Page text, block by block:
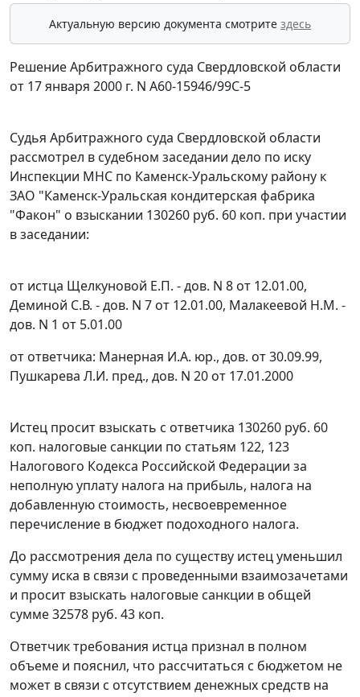
Актуальную версию документа смотрите здесь
Решение Арбитражного суда Свердловской области
от 17 января 2000 г. N А60-15946/99С-5
Судья Арбитражного суда Свердловской области
рассмотрел в судебном заседании дело по иску
Инспекции МНС по Каменск-Уральскому району к
ЗАО "Каменск-Уральская кондитерская фабрика
"Факон" о взыскании 130260 руб. 60 коп. при участии
в заседании:
от истца Щелкуновой Е.П. - дов. N 8 от 12.01.00,
Деминой С.В. - дов. N 7 от 12.01.00, Малакеевой Н.М. -
дов. N 1 от 5.01.00
от ответчика: Манерная И.А. юр., дов. от 30.09.99,
Пушкарева Л.И. пред., дов. N 20 от 17.01.2000
Истец просит взыскать с ответчика 130260 руб. 60
коп. налоговые санкции по статьям 122, 123
Налогового Кодекса Российской Федерации за
неполную уплату налога на прибыль, налога на
добавленную стоимость, несвоевременное
перечисление в бюджет подоходного налога.
До рассмотрения дела по существу истец уменьшил
сумму иска в связи с проведенными взаимозачетами
и просит взыскать налоговые санкции в общей
сумме 32578 руб. 43 коп.
Ответчик требования истца признал в полном
объеме и пояснил, что рассчитаться с бюджетом не
может в связи с отсутствием денежных средств на